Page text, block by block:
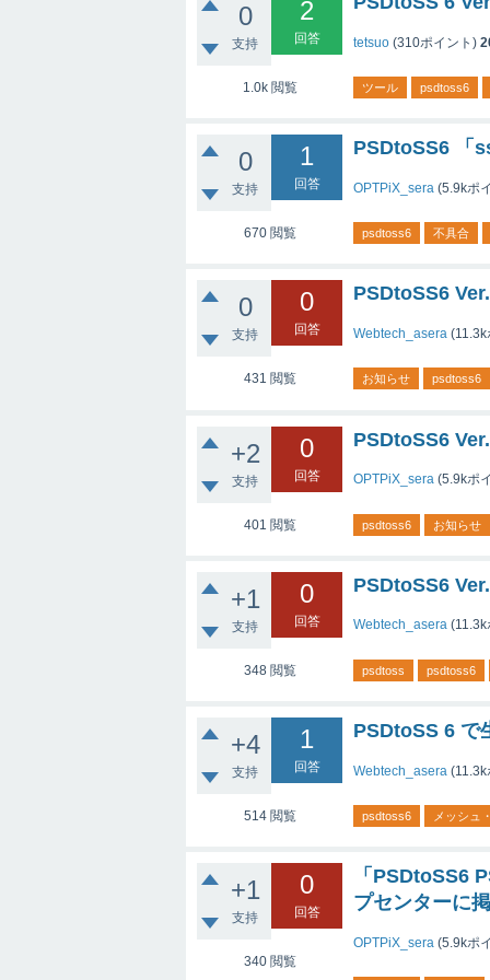
0
支持
2
回答
1.0k閲覧
tetsuo (310ポイント)
ツール psdtoss6
0
支持
1
回答
670閲覧
PSDtoSS6 「
OPTPiX_sera (5.9kポ
psdtoss6 不具合
0
支持
0
回答
431 閲覧
PSDtoSS6
Webtech_asera (11.3k
お知らせ psdtoss6
+2
支持
0
回答
401 閲覧
PSDtoSS6
OPTPiX_sera (5.9kポ
psdtoss6 お知らせ
+1
支持
0
回答
348 閲覧
PSDtoSS6
Webtech_asera (11.3k
psdtoss psdtoss6
+4
支持
1
回答
514閲覧
PSDtoSS 6 で
Webtech_asera (11.3k
psdtoss6 メッシュ
+1
支持
0
回答
340閲覧
「PSDtoSS6
プセンターに
OPTPiX_sera (5.9kポ